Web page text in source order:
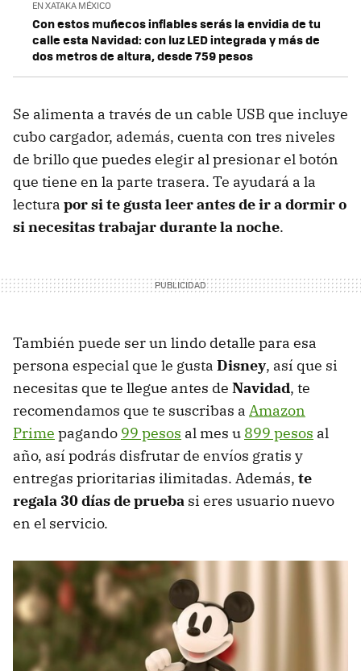
EN XATAKA MÉXICO
Con estos muñecos inflables serás la envidia de tu
calle esta Navidad: con luz LED integrada y más de
dos metros de altura, desde 759 pesos
Se alimenta a través de un cable USB que incluye
cubo cargador, además, cuenta con tres niveles
de brillo que puedes elegir al presionar el botón
que tiene en la parte trasera. Te ayudará a la
lectura por si te gusta leer antes de ir a dormir o
si necesitas trabajar durante la noche.
También puede ser un lindo detalle para esa
persona especial que le gusta Disney, así que si
necesitas que te llegue antes de Navidad, te
recomendamos que te suscribas a Amazon
Prime pagando 99 pesos al mes u 899 pesos al
año, así podrás disfrutar de envíos gratis y
entregas prioritarias ilimitadas. Además, te
regala 30 días de prueba si eres usuario nuevo
en el servicio.